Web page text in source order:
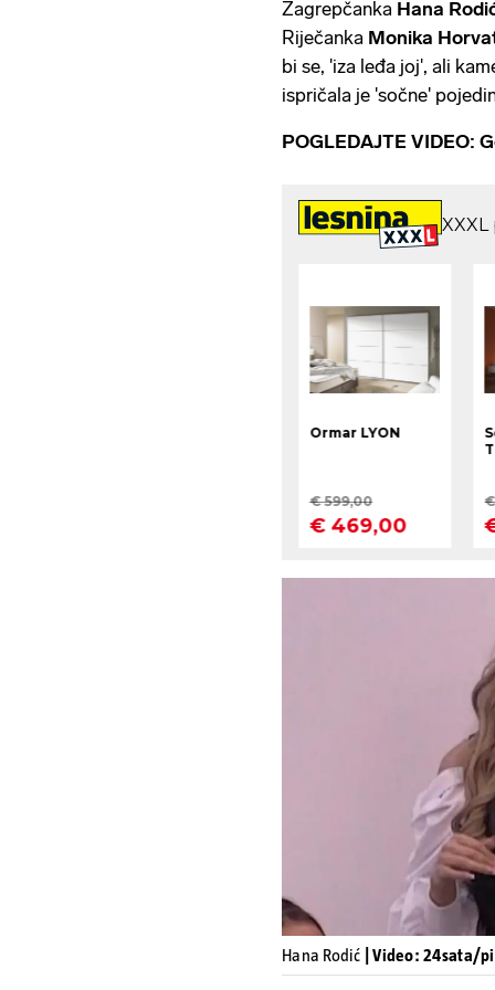
Zagrepčanka Hana
Riječanka Monika
bi se, 'iza leđa joj', ali
ispričala je 'sočne'
POGLEDAJTE VIDEO:
Hana Rodić | Video: 24sata/